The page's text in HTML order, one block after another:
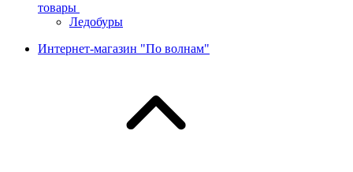
товары
Ледобуры
Интернет-магазин "По волнам"